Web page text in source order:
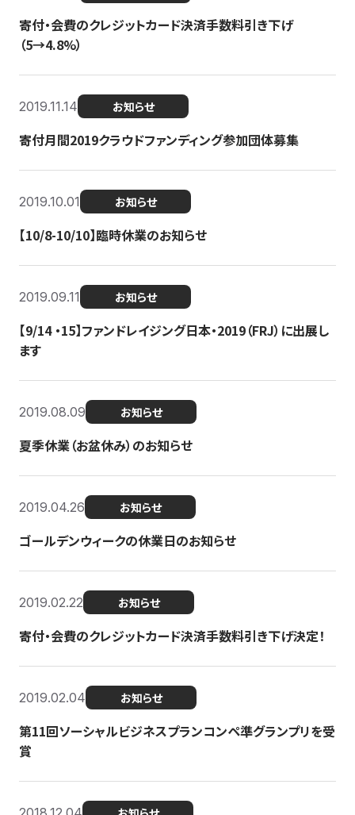
寄付・会費のクレジットカード決済手数料引き下げ
（5→4.8%）
2019.11.14 お知らせ
寄付月間2019クラウドファンディング参加団体募集
2019.10.01 お知らせ
【10/8-10/10】臨時休業のお知らせ
2019.09.11 お知らせ
【9/14 ・15】ファンドレイジング日本・2019（FRJ）に出展し
ます
2019.08.09 お知らせ
夏季休業（お盆休み）のお知らせ
2019.04.26 お知らせ
ゴールデンウィークの休業日のお知らせ
2019.02.22 お知らせ
寄付・会費のクレジットカード決済手数料引き下げ決定！
2019.02.04 お知らせ
第11回ソーシャルビジネスプランコンペ準グランプリを受
賞